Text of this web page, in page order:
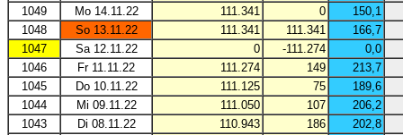
1049
Mo 14.11.22 111.341 0
150,1
1048
So 13.11.22 111.341 111.341
166,7
1047
Sa 12.11.22 0 -111.274
0,0
1046
Fr 11.11.22 111.274 149
213,7
1045
Do 10.11.22 111.125 75
189,6
1044
Mi 09.11.22 111.050 107
206,2
1043
Di 08.11.22 110.943 186
202,8